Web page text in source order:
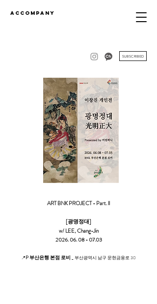
accompany
SUBSCRIBED
ART BNK PROJECT - Part. ll
[광명정대]
w/ LEE, Chang-Jin
2026. 06. 08 - 07.03
📍P 부산은행 본점 로비 _ 부산광역시 남구 문현금융로 30